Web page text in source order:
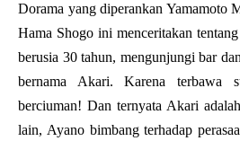
Dorama yang diperankan Yamamoto
Hama Shogo ini menceritakan
berusia 30 tahun, mengunjungi bar
bernama Akari. Karena terbawa
berciuman! Dan ternyata Akari
lain, Ayano bimbang terhadap